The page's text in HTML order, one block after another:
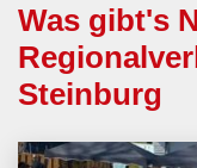
Was gibt's
Steinburg